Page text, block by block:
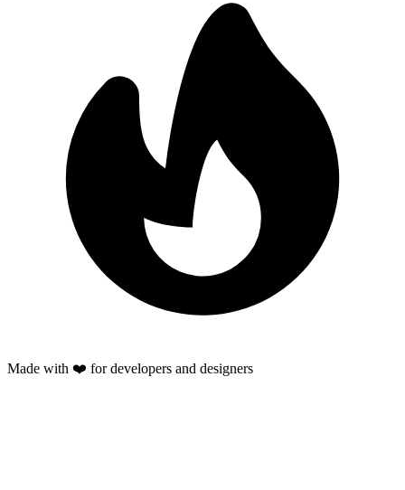
Made with ❤️ for developers and designers